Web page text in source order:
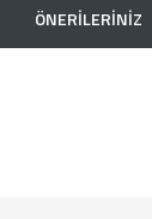
ÖNERİLERİNİZ